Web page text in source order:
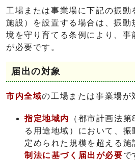
工場または事業場に下記の振動
施設）を設置する場合は、振動
境を守り育てる条例により、事
が必要です。
届出の対象
市内全域の工場または事業場が
指定地域内
（都市計画法
る用途地域）において、振
定められた規模を超える
制法に基づく届出が必要で